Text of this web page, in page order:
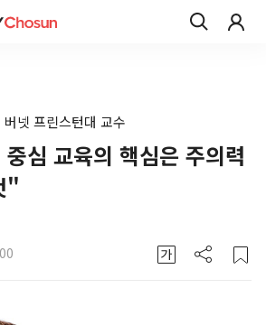
넷 프린스턴대 교수
심 교육의 핵심은 주의력
"